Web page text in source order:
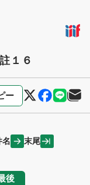
１６
ー
名 末尾
後